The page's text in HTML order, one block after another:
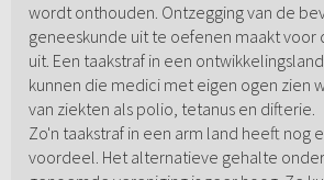
wordt onthouden. Ontzegging van de
geneeskunde uit te oefenen maakt voor
uit. Een taakstraf in een
kunnen die medici met eigen ogen zien
van ziekten als polio, tetanus en difterie.
Zo'n taakstraf in een arm land heeft nog
voordeel. Het alternatieve gehalte